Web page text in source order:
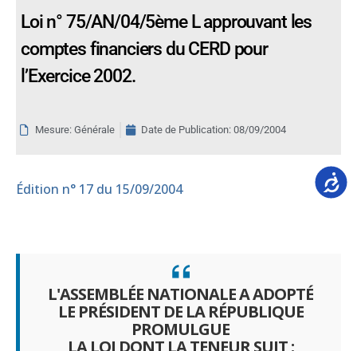
Loi n° 75/AN/04/5ème L approuvant les
comptes financiers du CERD pour
l’Exercice 2002.
Mesure: Générale Date de Publication: 08/09/2004
Édition n° 17 du 15/09/2004
L'ASSEMBLÉE NATIONALE A ADOPTÉ
LE PRÉSIDENT DE LA RÉPUBLIQUE
PROMULGUE